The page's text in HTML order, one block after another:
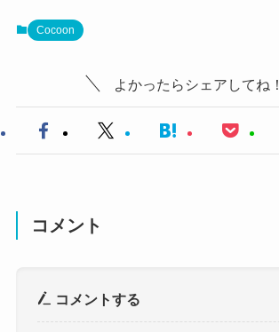
Cocoon
よかったらシェアしてね！
コメント
コメントする